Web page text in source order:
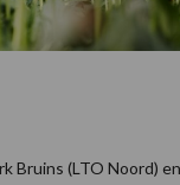
Bruins (LTO Noord)